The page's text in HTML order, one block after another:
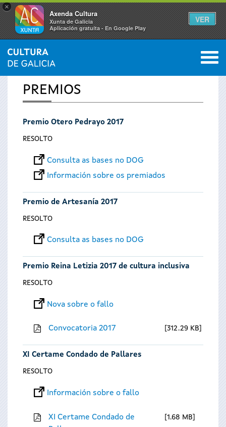
×
Axenda Cultura
Xunta de Galicia
Aplicación gratuíta - En Google Play
VER
Vostede
está
aquí
INICIO 0
PREMIOS
Premio Otero Pedrayo 2017
RESOLTO
Consulta as bases no DOG
Información sobre os premiados
Premio de Artesanía 2017
RESOLTO
Consulta as bases no DOG
Premio Reina Letizia 2017 de cultura inclusiva
RESOLTO
Nova sobre o fallo
Convocatoria 2017 312.29 KB
XI Certame Condado de Pallares
RESOLTO
Información sobre o fallo
XI Certame Condado de
1.68 MB